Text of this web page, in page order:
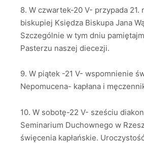
8. W czwartek-20 V- przypada 21.
biskupiej Księdza Biskupa Jana
Szczególnie w tym dniu
Pasterzu naszej diecezji.
9. W piątek -21 V- wspomnienie
Nepomucena- kapłana i
10. W sobotę-22 V- sześciu
Seminarium Duchownego w
święcenia kapłańskie.